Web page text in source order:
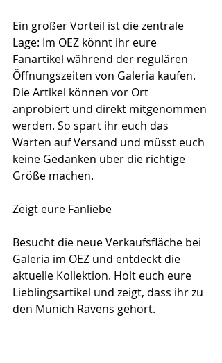
Ein großer Vorteil ist die zentrale
Lage: Im OEZ könnt ihr eure
Fanartikel während der regulären
Öffnungszeiten von Galeria kaufen.
Die Artikel können vor Ort
anprobiert und direkt mitgenommen
werden. So spart ihr euch das
Warten auf Versand und müsst euch
keine Gedanken über die richtige
Größe machen.
Zeigt eure Fanliebe
Besucht die neue Verkaufsfläche bei
Galeria im OEZ und entdeckt die
aktuelle Kollektion. Holt euch eure
Lieblingsartikel und zeigt, dass ihr zu
den Munich Ravens gehört.